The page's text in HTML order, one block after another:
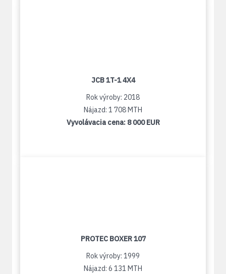
JCB 1T-1 4X4
Rok výroby: 2018
Nájazd: 1 708 MTH
Vyvolávacia cena: 8 000 EUR
PROTEC BOXER 107
Rok výroby: 1999
Nájazd: 6 131 MTH